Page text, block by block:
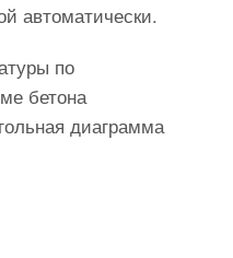
автоматически.
по
бетона
диаграмма